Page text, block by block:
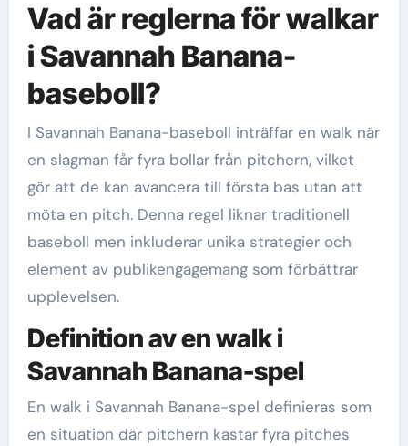
Vad är reglerna för walkar
i Savannah Banana-
baseboll?
I Savannah Banana-baseboll inträffar en walk när
en slagman får fyra bollar från pitchern, vilket
gör att de kan avancera till första bas utan att
möta en pitch. Denna regel liknar traditionell
baseboll men inkluderar unika strategier och
element av publikengagemang som förbättrar
upplevelsen.
Definition av en walk i
Savannah Banana-spel
En walk i Savannah Banana-spel definieras som
en situation där pitchern kastar fyra pitches